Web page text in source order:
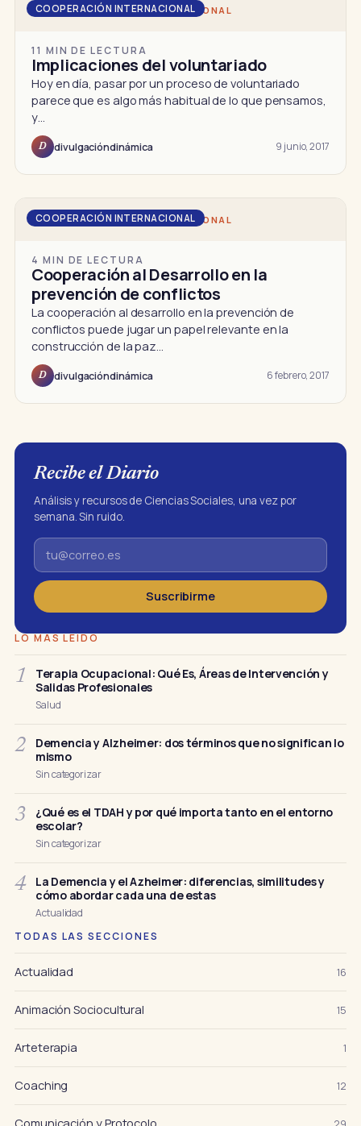
DD · COOPERACIÓN INTERNACIONAL
COOPERACIÓN INTERNACIONAL
11 MIN DE LECTURA
Implicaciones del voluntariado
Hoy en día, pasar por un proceso de voluntariado
parece que es algo más habitual de lo que pensamos,
y…
D divulgacióndinámica 9 junio, 2017
DD · COOPERACIÓN INTERNACIONAL
COOPERACIÓN INTERNACIONAL
4 MIN DE LECTURA
Cooperación al Desarrollo en la
prevención de conflictos
La cooperación al desarrollo en la prevención de
conflictos puede jugar un papel relevante en la
construcción de la paz…
D divulgacióndinámica 6 febrero, 2017
Recibe el Diario
Análisis y recursos de Ciencias Sociales, una vez por
semana. Sin ruido.
Suscribirme
LO MÁS LEÍDO
1
Terapia Ocupacional: Qué Es, Áreas de Intervención y
Salidas Profesionales
Salud
2
Demencia y Alzheimer: dos términos que no significan lo
mismo
Sin categorizar
3
¿Qué es el TDAH y por qué importa tanto en el entorno
escolar?
Sin categorizar
4
La Demencia y el Azheimer: diferencias, similitudes y
cómo abordar cada una de estas
Actualidad
TODAS LAS SECCIONES
Actualidad 16
Animación Sociocultural 15
Arteterapia 1
Coaching 12